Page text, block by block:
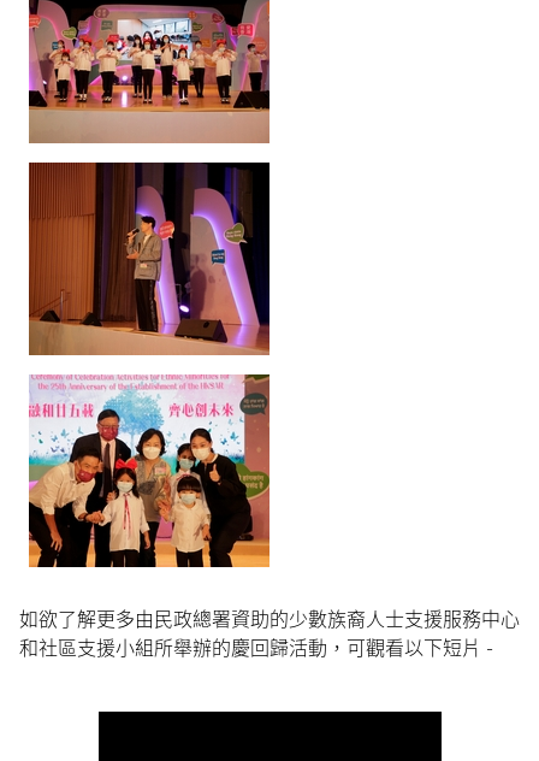
如欲了解更多由民政總署資助的少數族裔人士支援服務中心
和社區支援小組所舉辦的慶回歸活動，可觀看以下短片 -